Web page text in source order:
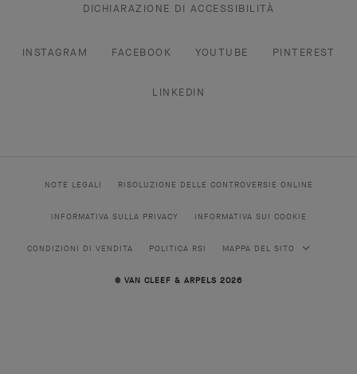
DICHIARAZIONE DI ACCESSIBILITÀ
INSTAGRAM FACEBOOK YOUTUBE PINTEREST
LINKEDIN
NOTE LEGALI RISOLUZIONE DELLE CONTROVERSIE ONLINE
INFORMATIVA SULLA PRIVACY INFORMATIVA SUI COOKIE
CONDIZIONI DI VENDITA POLITICA RSI MAPPA DEL SITO
© VAN CLEEF & ARPELS 2026